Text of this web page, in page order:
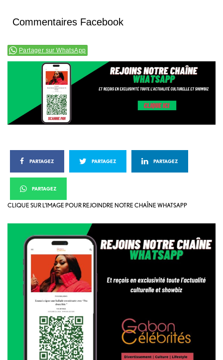
Commentaires Facebook
Partager sur WhatsApp
PARTAGEZ PARTAGEZ PARTAGEZ
PARTAGEZ
CLIQUE SUR L’IMAGE POUR REJOINDRE NOTRE CHAÎNE WHATSAPP